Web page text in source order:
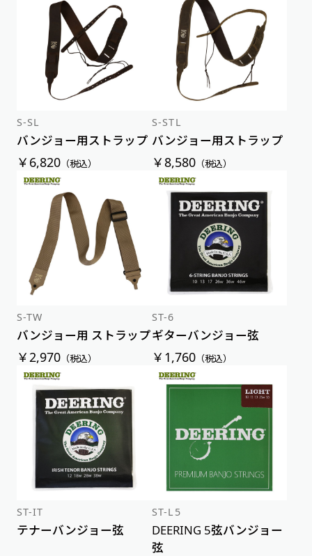
S-SL
バンジョー用ストラップ
￥6,820（税込）
S-STL
バンジョー用ストラップ
￥8,580 （税込）
S-TW
バンジョー用 ストラップ
￥2,970（税込）
ST-6
ギターバンジョー弦
￥1,760 （税込）
ST-IT
テナーバンジョー弦
ST-L5
DEERING 5弦バンジョー
弦